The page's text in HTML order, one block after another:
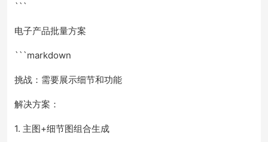
```
电子产品批量方案
```markdown
挑战：需要展示细节和功能
解决方案：
1. 主图+细节图组合生成